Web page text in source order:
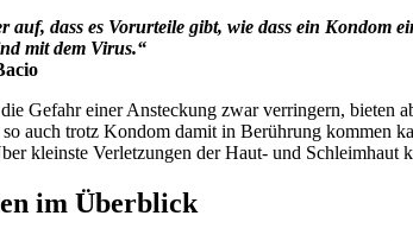
dass es Vorurteile gibt, wie dass ein Kondom
mit dem Virus.“
Gefahr einer Ansteckung zwar verringern, bieten
auch trotz Kondom damit in Berührung
kleinste Verletzungen der Haut- und
im Überblick